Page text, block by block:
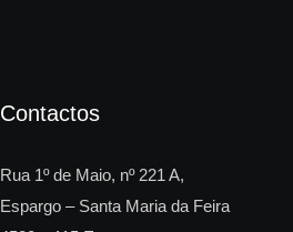
Contactos
Rua 1º de Maio, nº 221 A,
Espargo – Santa Maria da Feira